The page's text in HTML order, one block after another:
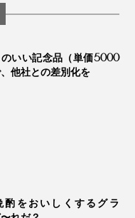
てなしに、大切な人
をどうぞ。
いい記念品（単価5000
他社との差別化を
酌をおいしくするグラ